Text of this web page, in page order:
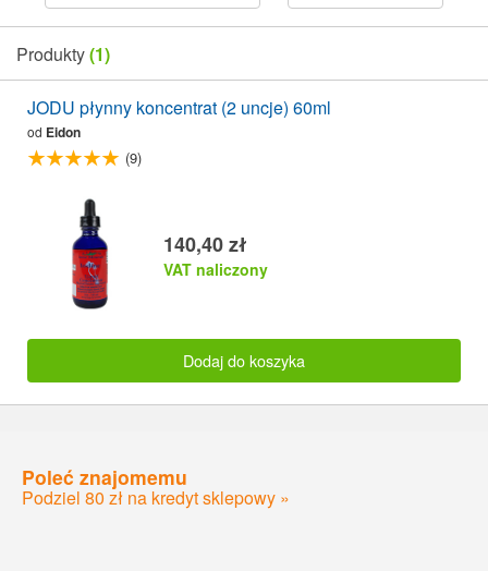
Produkty(1)
JODU płynny koncentrat (2 uncje) 60ml
od Eidon
(9)
140,40 zł
VAT naliczony
Dodaj do koszyka
Poleć znajomemu
Podziel 80 zł na kredyt sklepowy »